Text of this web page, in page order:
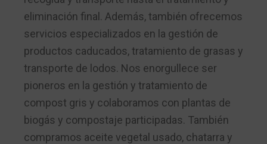
eliminación final. Además, también ofrecemos
servicios especializados en la gestión de
productos caducados, tratamiento de grasas y
transporte de lodos. Nos enorgullece ser
pioneros en la gestión y tratamiento de
compost gris y colaboramos con plantas de
biogás y compostaje participadas. También
compramos aceite vegetal usado, chatarra y